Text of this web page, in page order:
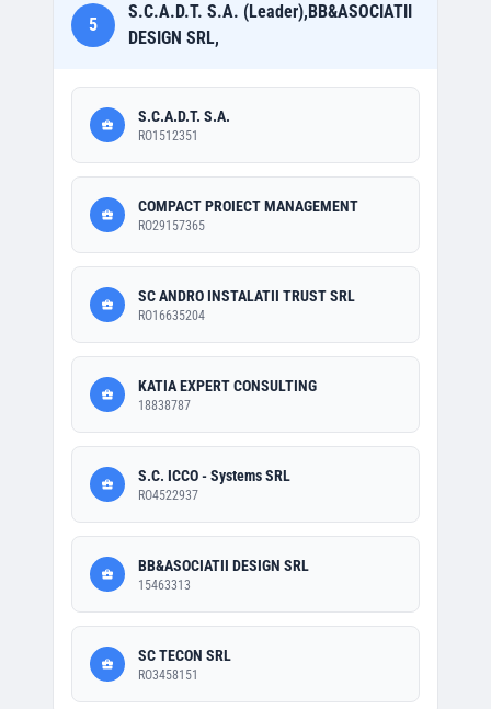
5
S.C.A.D.T. S.A. (Leader),BB&ASOCIATII
DESIGN SRL,
S.C.A.D.T. S.A.
RO1512351
COMPACT PROIECT MANAGEMENT
RO29157365
SC ANDRO INSTALATII TRUST SRL
RO16635204
KATIA EXPERT CONSULTING
18838787
S.C. ICCO - Systems SRL
RO4522937
BB&ASOCIATII DESIGN SRL
15463313
SC TECON SRL
RO3458151